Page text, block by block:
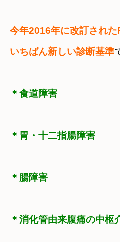
今年2016年に改訂され
いちばん新しい診断基準
＊食道障害
＊胃・十二指腸障害
＊腸障害
＊消化管由来腹痛の中枢